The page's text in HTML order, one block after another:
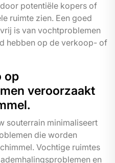
potentiële kopers of
ruimte zien. Een goed
is van vochtproblemen
hebben op de verkoop- of
op
veroorzaakt
souterrain minimaliseert
die worden
Vochtige ruimtes
en